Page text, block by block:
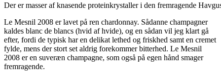
Der er masser af knasende proteinkrystaller i den fremragende
Le Mesnil 2008 er lavet på ren chardonnay. Sådanne champagner
kaldes blanc de blancs (hvid af hvide), og en sådan vil jeg klart gå
efter, fordi de typisk har en delikat lethed og friskhed samt en cremet
fylde, mens der stort set aldrig forekommer bitterhed. Le Mesnil
2008 er en suveræn champagne, som også på egen hånd smager
fremragende.